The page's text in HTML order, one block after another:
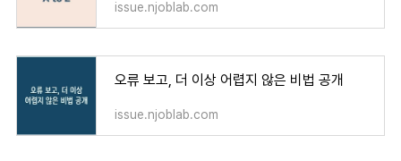
issue.njoblab.com
오류 보고, 더 이상 어렵지 않은 비법 공개
issue.njoblab.com